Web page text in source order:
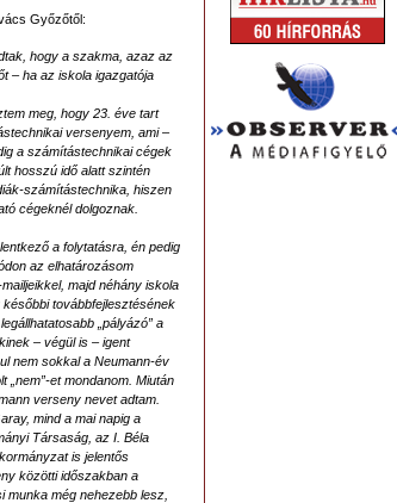
Győzőtől:
hogy a szakma, azaz az
– ha az iskola igazgatója
meg, hogy 23. éve tart
versenyem, ami –
a számítástechnikai cégek
hosszú idő alatt szintén
számítástechnika, hiszen
cégeknél dolgoznak.
a folytatásra, én pedig
az elhatározásom
majd néhány iskola
továbbfejlesztésének
„pályázó” a
– végül is – igent
nem sokkal a Neumann-év
et mondanom. Miután
verseny nevet adtam.
mind a mai napig a
Társaság, az I. Béla
is jelentős
közötti időszakban a
még nehezebb lesz,